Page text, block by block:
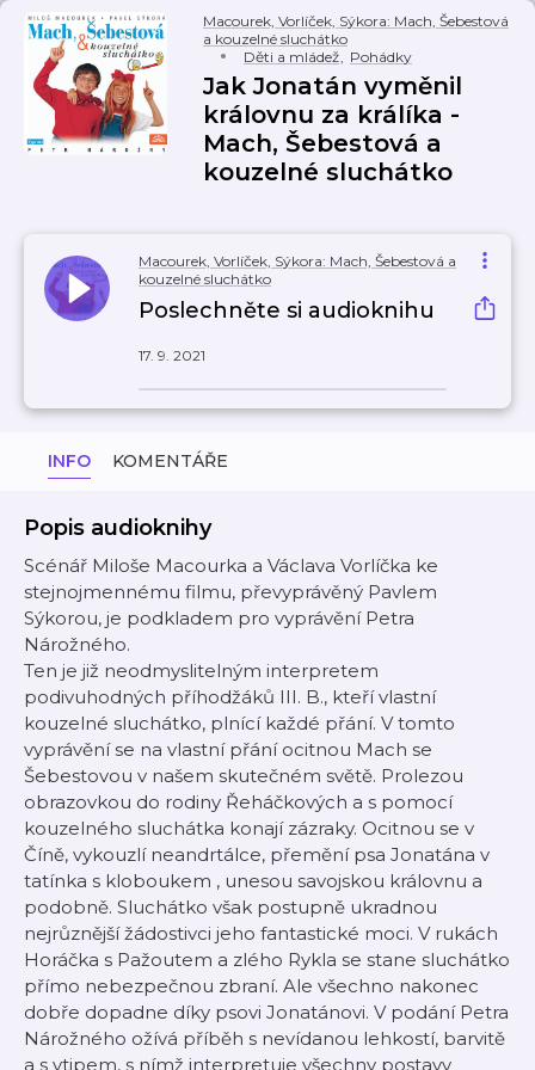
Macourek, Vorlíček, Sýkora: Mach, Šebestová
a kouzelné sluchátko
Děti a mládež, Pohádky
Jak Jonatán vyměnil
královnu za králíka -
Mach, Šebestová a
kouzelné sluchátko
Macourek, Vorlíček, Sýkora: Mach, Šebestová a
kouzelné sluchátko
Poslechněte si audioknihu
17. 9. 2021
INFO KOMENTÁŘE
Popis audioknihy
Scénář Miloše Macourka a Václava Vorlíčka ke
stejnojmennému filmu, převyprávěný Pavlem
Sýkorou, je podkladem pro vyprávění Petra
Nárožného.
Ten je již neodmyslitelným interpretem
podivuhodných příhodžáků III. B., kteří vlastní
kouzelné sluchátko, plnící každé přání. V tomto
vyprávění se na vlastní přání ocitnou Mach se
Šebestovou v našem skutečném světě. Prolezou
obrazovkou do rodiny Řeháčkových a s pomocí
kouzelného sluchátka konají zázraky. Ocitnou se v
Číně, vykouzlí neandrtálce, přemění psa Jonatána v
tatínka s kloboukem , unesou savojskou královnu a
podobně. Sluchátko však postupně ukradnou
nejrůznější žádostivci jeho fantastické moci. V rukách
Horáčka s Pažoutem a zlého Rykla se stane sluchátko
přímo nebezpečnou zbraní. Ale všechno nakonec
dobře dopadne díky psovi Jonatánovi. V podání Petra
Nárožného ožívá příběh s nevídanou lehkostí, barvitě
a s vtipem, s nímž interpretuje všechny postavy